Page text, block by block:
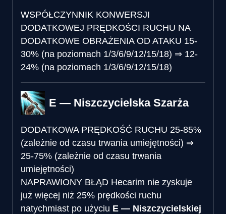
WSPÓŁCZYNNIK KONWERSJI
DODATKOWEJ PRĘDKOŚCI RUCHU NA
DODATKOWE OBRAŻENIA OD ATAKU 15-
30% (na poziomach 1/3/6/9/12/15/18) ⇒ 12-
24% (na poziomach 1/3/6/9/12/15/18)
E — Niszczycielska Szarża
DODATKOWA PRĘDKOŚĆ RUCHU 25-85%
(zależnie od czasu trwania umiejętności) ⇒
25-75% (zależnie od czasu trwania
umiejętności)
NAPRAWIONY BŁĄD Hecarim nie zyskuje
już więcej niż 25% prędkości ruchu
natychmiast po użyciu E — Niszczycielskiej